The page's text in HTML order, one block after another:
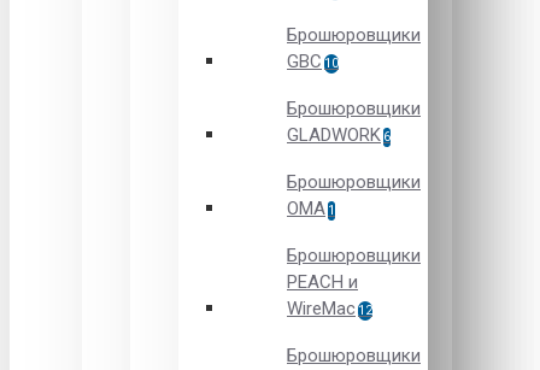
Брошюровщики
GBC 10
Брошюровщики
GLADWORK 6
Брошюровщики
OMA 1
Брошюровщики
PEACH и
WireMac 12
Брошюровщики